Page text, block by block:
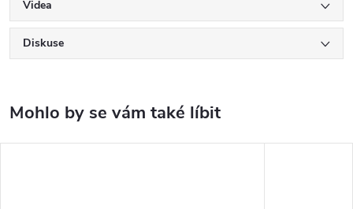
Videa
Diskuse